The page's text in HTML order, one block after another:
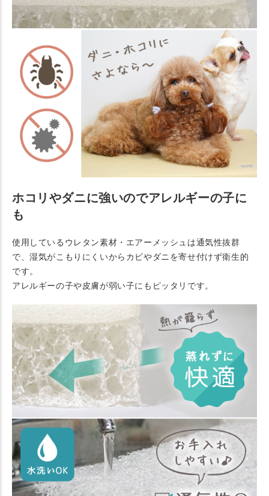
ホコリやダニに強いのでアレルギーの子に
も
使用しているウレタン素材・エアーメッシュは通気性抜群
で、湿気がこもりにくいからカビやダニを寄せ付けず衛生的
です。
アレルギーの子や皮膚が弱い子にもピッタリです。